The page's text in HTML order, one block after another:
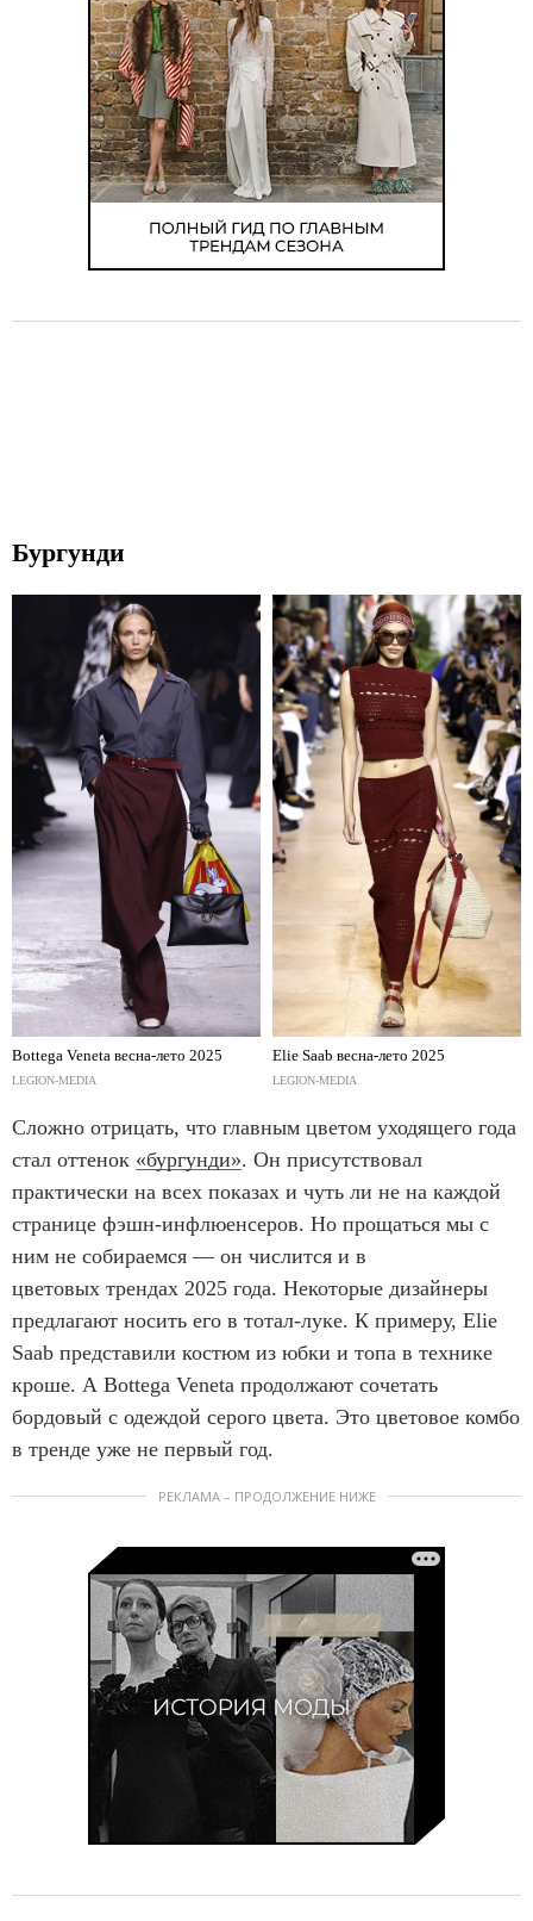
Бургунди
Bottega Veneta весна-лето 2025
LEGION-MEDIA
Elie Saab весна-лето 2025
LEGION-MEDIA
Сложно отрицать, что главным цветом уходящего года
стал оттенок «бургунди». Он присутствовал
практически на всех показах и чуть ли не на каждой
странице фэшн-инфлюенсеров. Но прощаться мы с
ним не собираемся — он числится и в
цветовых трендах 2025 года. Некоторые дизайнеры
предлагают носить его в тотал-луке. К примеру, Elie
Saab представили костюм из юбки и топа в технике
кроше. А Bottega Veneta продолжают сочетать
бордовый с одеждой серого цвета. Это цветовое комбо
в тренде уже не первый год.
РЕКЛАМА – ПРОДОЛЖЕНИЕ НИЖЕ